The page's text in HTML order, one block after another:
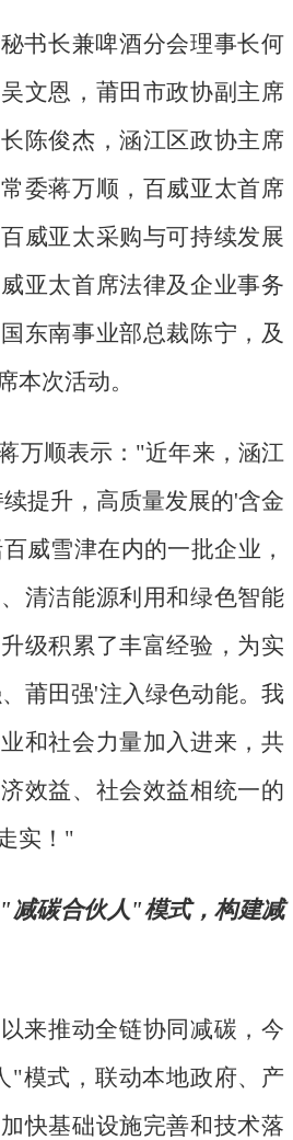
书长兼啤酒分会理事长何
文恩，莆田市政协副主席
陈俊杰，涵江区政协主席
委蒋万顺，百威亚太首席
威亚太采购与可持续发展
亚太首席法律及企业事务
东南事业部总裁陈宁，及
本次活动。
万顺表示： "近年来，涵江
提升，高质量发展的'含金
威雪津在内的一批企业，
清洁能源利用和绿色智能
级积累了丰富经验，为实
莆田强'注入绿色动能。我
和社会力量加入进来，共
效益、社会效益相统一的
实！"
"减碳合伙人"模式，构建减
来推动全链协同减碳，今
"模式，联动本地政府、产
快基础设施完善和技术落